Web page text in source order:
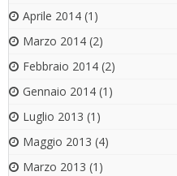
Aprile 2014 (1)
Marzo 2014 (2)
Febbraio 2014 (2)
Gennaio 2014 (1)
Luglio 2013 (1)
Maggio 2013 (4)
Marzo 2013 (1)